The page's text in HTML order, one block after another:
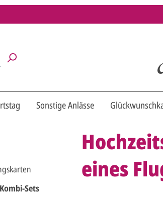
Sonstige Anlässe
Sets
eines